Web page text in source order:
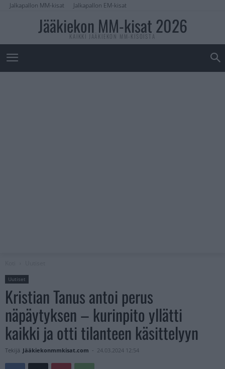
Jalkapallon MM-kisat Jalkapallon EM-kisat
Jääkiekon MM-kisat 2026
KAIKKI JÄÄKIEKON MM-KISOISTA
Uutiset
Kristian Tanus antoi perus
näpäytyksen – kurinpito yllätti
kaikki ja otti tilanteen käsittelyyn
Tekijä Jääkiekonmmkisat.com - 24.03.2024 12:54